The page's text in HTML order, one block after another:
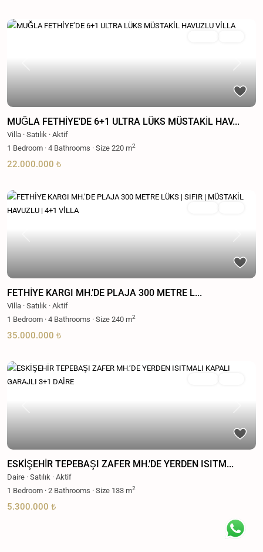
Previous Next
MUĞLA FETHİYE’DE 6+1 ULTRA LÜKS MÜSTAKİL HAV...
Villa · Satılık · Aktif
1 Bedroom · 4 Bathrooms · Size 220 m2
22.000.000 ₺
Previous Next
FETHİYE KARGI MH.’DE PLAJA 300 METRE L...
Villa · Satılık · Aktif
1 Bedroom · 4 Bathrooms · Size 240 m2
35.000.000 ₺
Previous Next
ESKİŞEHİR TEPEBAŞI ZAFER MH.’DE YERDEN ISITM...
Daire · Satılık · Aktif
1 Bedroom · 2 Bathrooms · Size 133 m2
5.300.000 ₺